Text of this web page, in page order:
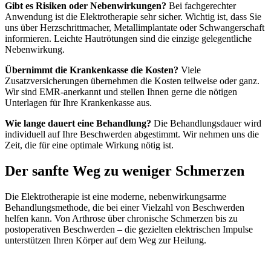
Gibt es Risiken oder Nebenwirkungen? Bei fachgerechter
Anwendung ist die Elektrotherapie sehr sicher. Wichtig ist, dass Sie
uns über Herzschrittmacher, Metallimplantate oder Schwangerschaft
informieren. Leichte Hautrötungen sind die einzige gelegentliche
Nebenwirkung.
Übernimmt die Krankenkasse die Kosten? Viele
Zusatzversicherungen übernehmen die Kosten teilweise oder ganz.
Wir sind EMR-anerkannt und stellen Ihnen gerne die nötigen
Unterlagen für Ihre Krankenkasse aus.
Wie lange dauert eine Behandlung? Die Behandlungsdauer wird
individuell auf Ihre Beschwerden abgestimmt. Wir nehmen uns die
Zeit, die für eine optimale Wirkung nötig ist.
Der sanfte Weg zu weniger Schmerzen
Die Elektrotherapie ist eine moderne, nebenwirkungsarme
Behandlungsmethode, die bei einer Vielzahl von Beschwerden
helfen kann. Von Arthrose über chronische Schmerzen bis zu
postoperativen Beschwerden – die gezielten elektrischen Impulse
unterstützen Ihren Körper auf dem Weg zur Heilung.